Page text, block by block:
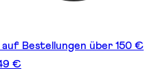
Bestellungen über 150 €
€